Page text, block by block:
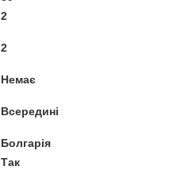
2
2
Немає
Всередині
Болгарія
Так